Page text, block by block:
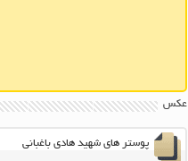
عکس
پوستر های شهید هادی باغبانی